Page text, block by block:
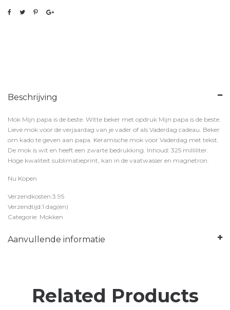
Beschrijving
Mok Mijn papa is de beste. Witte beker met opdruk Mijn papa is de beste.
Lieve mok voor de verjaardag van je vader of als Vaderdag cadeau. Beker
om kado te geven aan papa. Keramische mok voor Vaderdag met tekst.
De mok is wit en heeft een zwarte bedrukking. Inhoud: 325 milliliter.
Hoge kwaliteit sublimatieprint, kan in de vaatwasser en magnetron.
Nu Kopen
Verzendkosten:3.95
Verzendtijd:1 dag(en)
Categorie: Mokken
Aanvullende informatie
Related Products